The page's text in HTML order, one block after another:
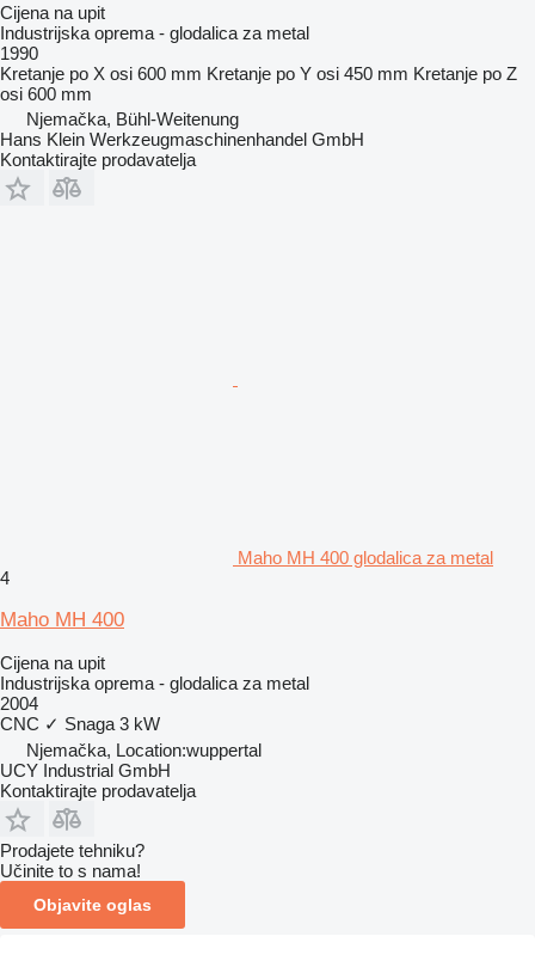
Cijena na upit
Industrijska oprema - glodalica za metal
1990
Kretanje po X osi 600 mm Kretanje po Y osi 450 mm Kretanje po Z
osi 600 mm
Njemačka, Bühl-Weitenung
Hans Klein Werkzeugmaschinenhandel GmbH
Kontaktirajte prodavatelja
Maho MH 400 glodalica za metal
4
Maho MH 400
Cijena na upit
Industrijska oprema - glodalica za metal
2004
CNC ✓ Snaga 3 kW
Njemačka, Location:wuppertal
UCY Industrial GmbH
Kontaktirajte prodavatelja
Prodajete tehniku?
Učinite to s nama!
Objavite oglas